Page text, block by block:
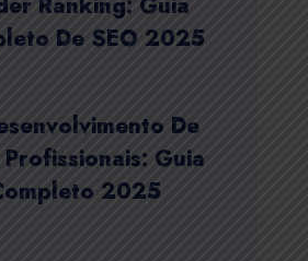
De SEO 2025
De
Guia
2025